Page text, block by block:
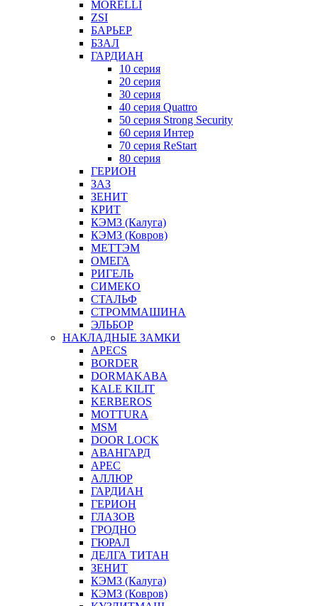
MORELLI
ZSI
БАРЬЕР
БЗАЛ
ГАРДИАН
10 серия
20 серия
30 серия
40 серия Quattro
50 серия Strong Security
60 серия Интер
70 серия ReStart
80 серия
ГЕРИОН
ЗАЗ
ЗЕНИТ
КРИТ
КЭМЗ (Калуга)
КЭМЗ (Ковров)
МЕТТЭМ
ОМЕГА
РИГЕЛЬ
СИМЕКО
СТАЛЬФ
СТРОММАШИНА
ЭЛЬБОР
НАКЛАДНЫЕ ЗАМКИ
APECS
BORDER
DORMAKABA
KALE KILIT
KERBEROS
MOTTURA
MSM
DOOR LOCK
АВАНГАРД
АРЕС
АЛЛЮР
ГАРДИАН
ГЕРИОН
ГЛАЗОВ
ГРОДНО
ГЮРАЛ
ДЕЛГА ТИТАН
ЗЕНИТ
КЭМЗ (Калуга)
КЭМЗ (Ковров)